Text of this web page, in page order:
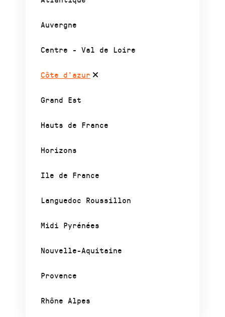
Auvergne
Centre - Val de Loire
Côte d’azur
Grand Est
Hauts de France
Horizons
Ile de France
Languedoc Roussillon
Midi Pyrénées
Nouvelle-Aquitaine
Provence
Rhône Alpes